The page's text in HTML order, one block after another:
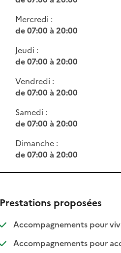
Mercredi :
de 07:00 à 20:00
Jeudi :
de 07:00 à 20:00
Vendredi :
de 07:00 à 20:00
Samedi :
de 07:00 à 20:00
Dimanche :
de 07:00 à 20:00
Prestations proposées
Accompagnements pour
Accompagnements pour